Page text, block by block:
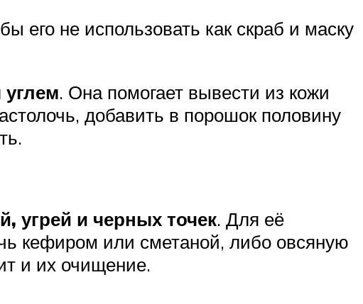
его не использовать как скраб и маску
. Она помогает вывести из кожи
добавить в порошок половину
угрей и черных точек. Для её
кефиром или сметаной, либо овсяную
и их очищение.